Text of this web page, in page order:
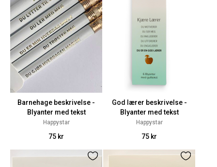
Barnehage beskrivelse -
Blyanter med tekst
Happystar
75 kr
God lærer beskrivelse -
Blyanter med tekst
Happystar
75 kr